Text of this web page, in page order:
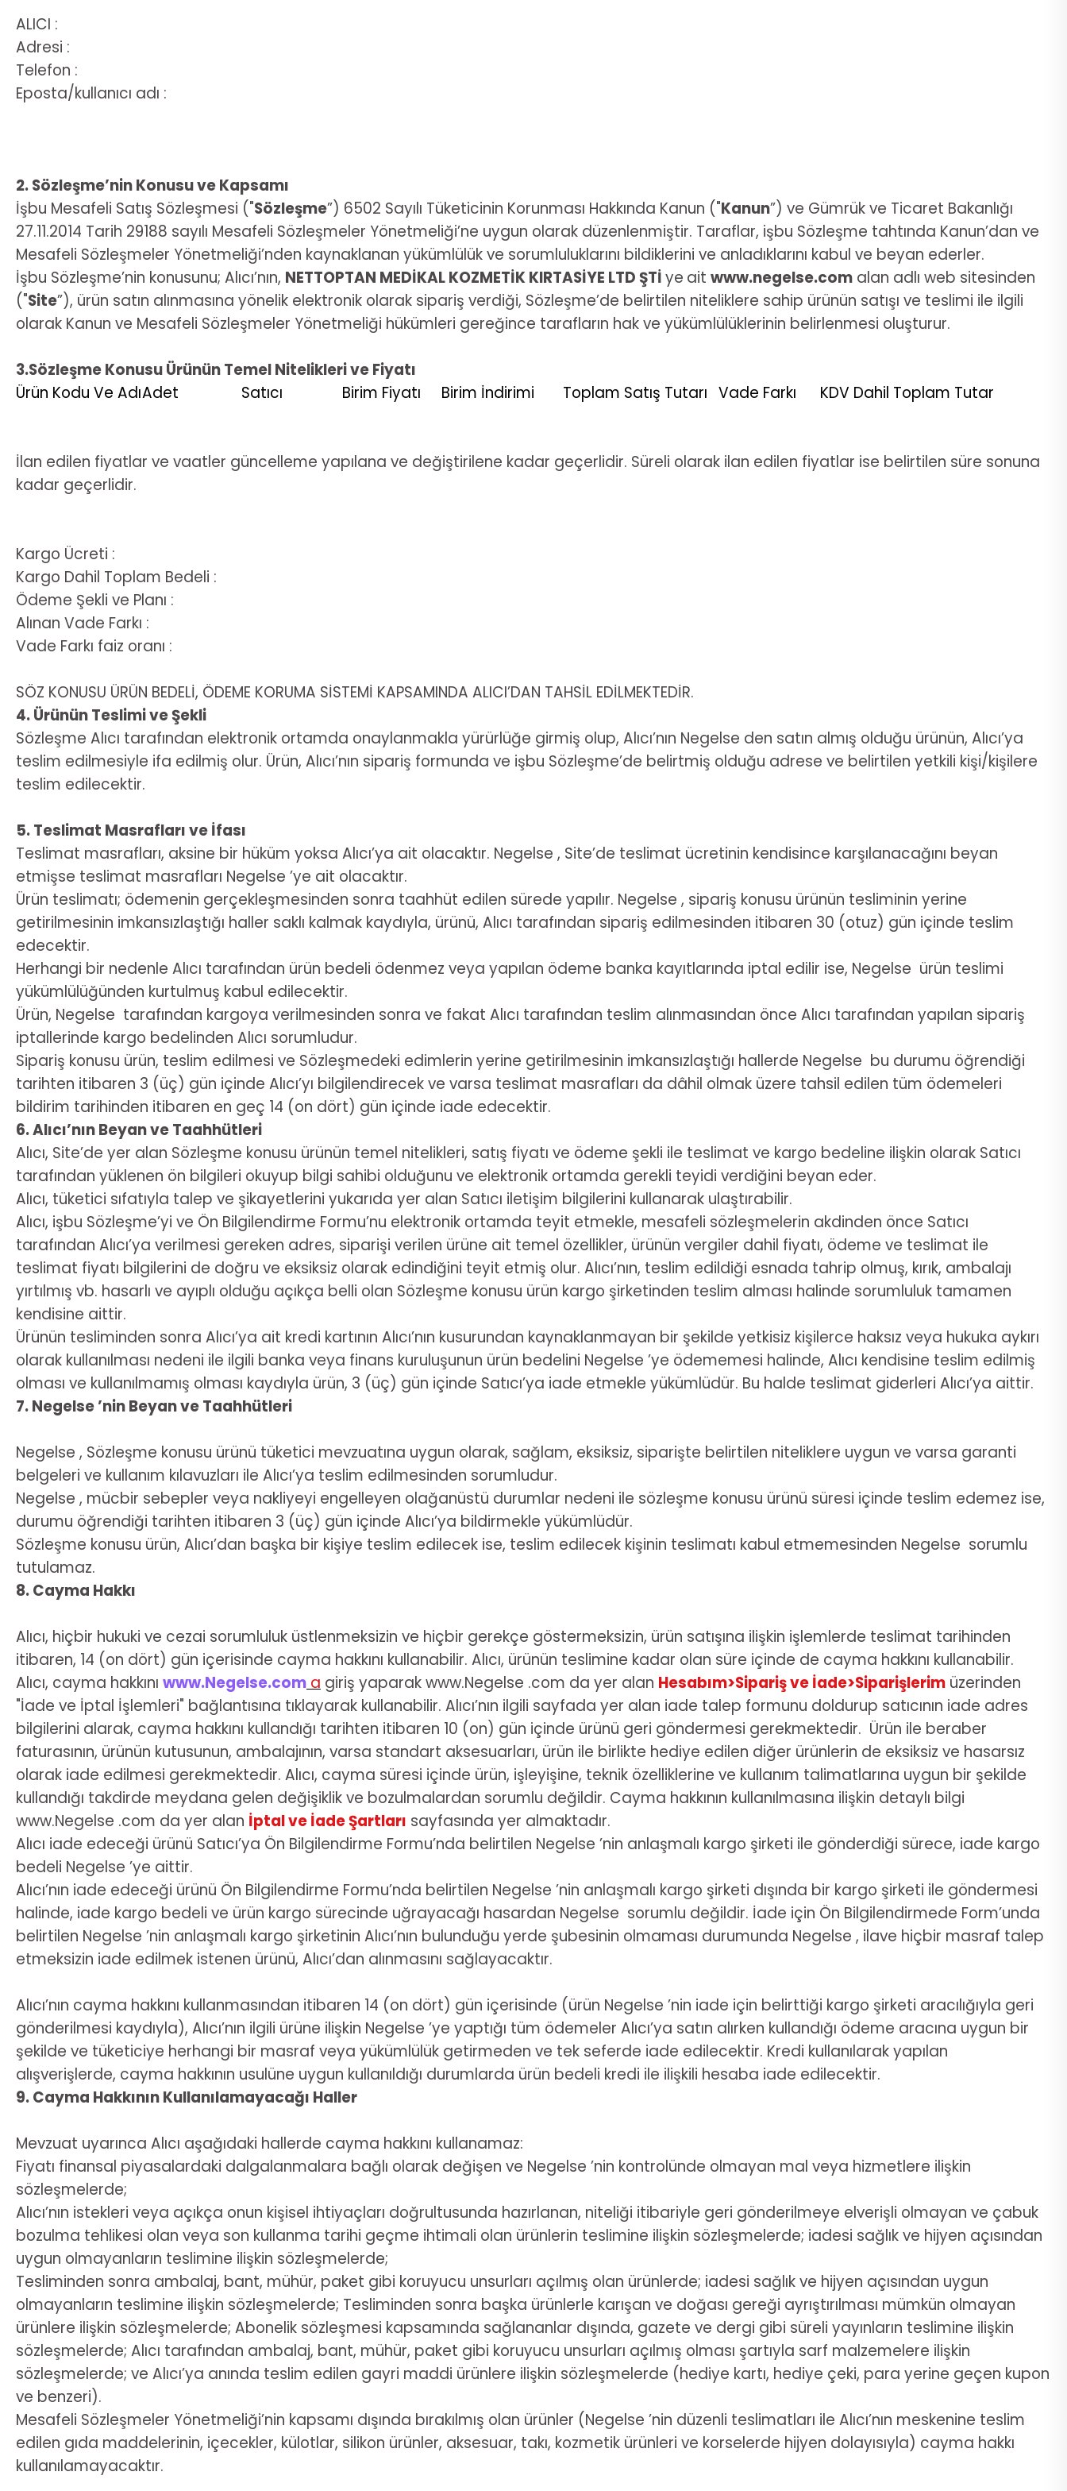
ALICI :
Adresi :
Telefon :
Eposta/kullanıcı adı :
2. Sözleşme’nin Konusu ve Kapsamı
İşbu Mesafeli Satış Sözleşmesi ("Sözleşme”) 6502 Sayılı Tüketicinin Korunması Hakkında Kanun ("Kanun”) ve Gümrük ve Ticaret Bakanlığı
27.11.2014 Tarih 29188 sayılı Mesafeli Sözleşmeler Yönetmeliği’ne uygun olarak düzenlenmiştir. Taraflar, işbu Sözleşme tahtında Kanun’dan ve
Mesafeli Sözleşmeler Yönetmeliği’nden kaynaklanan yükümlülük ve sorumluluklarını bildiklerini ve anladıklarını kabul ve beyan ederler.
İşbu Sözleşme’nin konusunu; Alıcı’nın, NETTOPTAN MEDİKAL KOZMETİK KIRTASİYE LTD ŞTİye ait www.negelse.com alan adlı web sitesinden
("Site”), ürün satın alınmasına yönelik elektronik olarak sipariş verdiği, Sözleşme’de belirtilen niteliklere sahip ürünün satışı ve teslimi ile ilgili
olarak Kanun ve Mesafeli Sözleşmeler Yönetmeliği hükümleri gereğince tarafların hak ve yükümlülüklerinin belirlenmesi oluşturur.
3.Sözleşme Konusu Ürünün Temel Nitelikleri ve Fiyatı
Ürün Kodu Ve AdıAdet Satıcı Birim Fiyatı Birim İndirimi Toplam Satış Tutarı Vade Farkı KDV Dahil Toplam Tutar
İlan edilen fiyatlar ve vaatler güncelleme yapılana ve değiştirilene kadar geçerlidir. Süreli olarak ilan edilen fiyatlar ise belirtilen süre sonuna
kadar geçerlidir.
Kargo Ücreti :
Kargo Dahil Toplam Bedeli :
Ödeme Şekli ve Planı :
Alınan Vade Farkı :
Vade Farkı faiz oranı :
SÖZ KONUSU ÜRÜN BEDELİ, ÖDEME KORUMA SİSTEMİ KAPSAMINDA ALICI’DAN TAHSİL EDİLMEKTEDİR.
4. Ürünün Teslimi ve Şekli
Sözleşme Alıcı tarafından elektronik ortamda onaylanmakla yürürlüğe girmiş olup, Alıcı’nın Negelse den satın almış olduğu ürünün, Alıcı’ya
teslim edilmesiyle ifa edilmiş olur. Ürün, Alıcı’nın sipariş formunda ve işbu Sözleşme’de belirtmiş olduğu adrese ve belirtilen yetkili kişi/kişilere
teslim edilecektir.
5. Teslimat Masrafları ve İfası
Teslimat masrafları, aksine bir hüküm yoksa Alıcı’ya ait olacaktır. Negelse , Site’de teslimat ücretinin kendisince karşılanacağını beyan
etmişse teslimat masrafları Negelse ’ye ait olacaktır.
Ürün teslimatı; ödemenin gerçekleşmesinden sonra taahhüt edilen sürede yapılır. Negelse , sipariş konusu ürünün tesliminin yerine
getirilmesinin imkansızlaştığı haller saklı kalmak kaydıyla, ürünü, Alıcı tarafından sipariş edilmesinden itibaren 30 (otuz) gün içinde teslim
edecektir.
Herhangi bir nedenle Alıcı tarafından ürün bedeli ödenmez veya yapılan ödeme banka kayıtlarında iptal edilir ise, Negelse ürün teslimi
yükümlülüğünden kurtulmuş kabul edilecektir.
Ürün, Negelse tarafından kargoya verilmesinden sonra ve fakat Alıcı tarafından teslim alınmasından önce Alıcı tarafından yapılan sipariş
iptallerinde kargo bedelinden Alıcı sorumludur.
Sipariş konusu ürün, teslim edilmesi ve Sözleşmedeki edimlerin yerine getirilmesinin imkansızlaştığı hallerde Negelse bu durumu öğrendiği
tarihten itibaren 3 (üç) gün içinde Alıcı’yı bilgilendirecek ve varsa teslimat masrafları da dâhil olmak üzere tahsil edilen tüm ödemeleri
bildirim tarihinden itibaren en geç 14 (on dört) gün içinde iade edecektir.
6. Alıcı’nın Beyan ve Taahhütleri
Alıcı, Site’de yer alan Sözleşme konusu ürünün temel nitelikleri, satış fiyatı ve ödeme şekli ile teslimat ve kargo bedeline ilişkin olarak Satıcı
tarafından yüklenen ön bilgileri okuyup bilgi sahibi olduğunu ve elektronik ortamda gerekli teyidi verdiğini beyan eder.
Alıcı, tüketici sıfatıyla talep ve şikayetlerini yukarıda yer alan Satıcı iletişim bilgilerini kullanarak ulaştırabilir.
Alıcı, işbu Sözleşme’yi ve Ön Bilgilendirme Formu’nu elektronik ortamda teyit etmekle, mesafeli sözleşmelerin akdinden önce Satıcı
tarafından Alıcı’ya verilmesi gereken adres, siparişi verilen ürüne ait temel özellikler, ürünün vergiler dahil fiyatı, ödeme ve teslimat ile
teslimat fiyatı bilgilerini de doğru ve eksiksiz olarak edindiğini teyit etmiş olur. Alıcı’nın, teslim edildiği esnada tahrip olmuş, kırık, ambalajı
yırtılmış vb. hasarlı ve ayıplı olduğu açıkça belli olan Sözleşme konusu ürün kargo şirketinden teslim alması halinde sorumluluk tamamen
kendisine aittir.
Ürünün tesliminden sonra Alıcı’ya ait kredi kartının Alıcı’nın kusurundan kaynaklanmayan bir şekilde yetkisiz kişilerce haksız veya hukuka aykırı
olarak kullanılması nedeni ile ilgili banka veya finans kuruluşunun ürün bedelini Negelse ’ye ödememesi halinde, Alıcı kendisine teslim edilmiş
olması ve kullanılmamış olması kaydıyla ürün, 3 (üç) gün içinde Satıcı’ya iade etmekle yükümlüdür. Bu halde teslimat giderleri Alıcı’ya aittir.
7. Negelse ’nin Beyan ve Taahhütleri
Negelse , Sözleşme konusu ürünü tüketici mevzuatına uygun olarak, sağlam, eksiksiz, siparişte belirtilen niteliklere uygun ve varsa garanti
belgeleri ve kullanım kılavuzları ile Alıcı’ya teslim edilmesinden sorumludur.
Negelse , mücbir sebepler veya nakliyeyi engelleyen olağanüstü durumlar nedeni ile sözleşme konusu ürünü süresi içinde teslim edemez ise,
durumu öğrendiği tarihten itibaren 3 (üç) gün içinde Alıcı’ya bildirmekle yükümlüdür.
Sözleşme konusu ürün, Alıcı’dan başka bir kişiye teslim edilecek ise, teslim edilecek kişinin teslimatı kabul etmemesinden Negelse sorumlu
tutulamaz.
8. Cayma Hakkı
Alıcı, hiçbir hukuki ve cezai sorumluluk üstlenmeksizin ve hiçbir gerekçe göstermeksizin, ürün satışına ilişkin işlemlerde teslimat tarihinden
itibaren, 14 (on dört) gün içerisinde cayma hakkını kullanabilir. Alıcı, ürünün teslimine kadar olan süre içinde de cayma hakkını kullanabilir.
Alıcı, cayma hakkını www.Negelse.com a giriş yaparak www.Negelse .com da yer alan Hesabım>Sipariş ve İade>Siparişlerim üzerinden
"İade ve İptal İşlemleri" bağlantısına tıklayarak kullanabilir. Alıcı’nın ilgili sayfada yer alan iade talep formunu doldurup satıcının iade adres
bilgilerini alarak, cayma hakkını kullandığı tarihten itibaren 10 (on) gün içinde ürünü geri göndermesi gerekmektedir. Ürün ile beraber
faturasının, ürünün kutusunun, ambalajının, varsa standart aksesuarları, ürün ile birlikte hediye edilen diğer ürünlerin de eksiksiz ve hasarsız
olarak iade edilmesi gerekmektedir. Alıcı, cayma süresi içinde ürün, işleyişine, teknik özelliklerine ve kullanım talimatlarına uygun bir şekilde
kullandığı takdirde meydana gelen değişiklik ve bozulmalardan sorumlu değildir. Cayma hakkının kullanılmasına ilişkin detaylı bilgi
www.Negelse .com da yer alan İptal ve İade Şartları sayfasında yer almaktadır.
Alıcı iade edeceği ürünü Satıcı’ya Ön Bilgilendirme Formu’nda belirtilen Negelse ’nin anlaşmalı kargo şirketi ile gönderdiği sürece, iade kargo
bedeli Negelse ’ye aittir.
Alıcı’nın iade edeceği ürünü Ön Bilgilendirme Formu’nda belirtilen Negelse ’nin anlaşmalı kargo şirketi dışında bir kargo şirketi ile göndermesi
halinde, iade kargo bedeli ve ürün kargo sürecinde uğrayacağı hasardan Negelse sorumlu değildir. İade için Ön Bilgilendirmede Form’unda
belirtilen Negelse ’nin anlaşmalı kargo şirketinin Alıcı’nın bulunduğu yerde şubesinin olmaması durumunda Negelse , ilave hiçbir masraf talep
etmeksizin iade edilmek istenen ürünü, Alıcı’dan alınmasını sağlayacaktır.
Alıcı’nın cayma hakkını kullanmasından itibaren 14 (on dört) gün içerisinde (ürün Negelse ’nin iade için belirttiği kargo şirketi aracılığıyla geri
gönderilmesi kaydıyla), Alıcı’nın ilgili ürüne ilişkin Negelse ’ye yaptığı tüm ödemeler Alıcı’ya satın alırken kullandığı ödeme aracına uygun bir
şekilde ve tüketiciye herhangi bir masraf veya yükümlülük getirmeden ve tek seferde iade edilecektir. Kredi kullanılarak yapılan
alışverişlerde, cayma hakkının usulüne uygun kullanıldığı durumlarda ürün bedeli kredi ile ilişkili hesaba iade edilecektir.
9. Cayma Hakkının Kullanılamayacağı Haller
Mevzuat uyarınca Alıcı aşağıdaki hallerde cayma hakkını kullanamaz:
Fiyatı finansal piyasalardaki dalgalanmalara bağlı olarak değişen ve Negelse ’nin kontrolünde olmayan mal veya hizmetlere ilişkin
sözleşmelerde;
Alıcı’nın istekleri veya açıkça onun kişisel ihtiyaçları doğrultusunda hazırlanan, niteliği itibariyle geri gönderilmeye elverişli olmayan ve çabuk
bozulma tehlikesi olan veya son kullanma tarihi geçme ihtimali olan ürünlerin teslimine ilişkin sözleşmelerde; iadesi sağlık ve hijyen açısından
uygun olmayanların teslimine ilişkin sözleşmelerde;
Tesliminden sonra ambalaj, bant, mühür, paket gibi koruyucu unsurları açılmış olan ürünlerde; iadesi sağlık ve hijyen açısından uygun
olmayanların teslimine ilişkin sözleşmelerde; Tesliminden sonra başka ürünlerle karışan ve doğası gereği ayrıştırılması mümkün olmayan
ürünlere ilişkin sözleşmelerde; Abonelik sözleşmesi kapsamında sağlananlar dışında, gazete ve dergi gibi süreli yayınların teslimine ilişkin
sözleşmelerde; Alıcı tarafından ambalaj, bant, mühür, paket gibi koruyucu unsurları açılmış olması şartıyla sarf malzemelere ilişkin
sözleşmelerde; ve Alıcı’ya anında teslim edilen gayri maddi ürünlere ilişkin sözleşmelerde (hediye kartı, hediye çeki, para yerine geçen kupon
ve benzeri).
Mesafeli Sözleşmeler Yönetmeliği’nin kapsamı dışında bırakılmış olan ürünler (Negelse ’nin düzenli teslimatları ile Alıcı’nın meskenine teslim
edilen gıda maddelerinin, içecekler, külotlar, silikon ürünler, aksesuar, takı, kozmetik ürünleri ve korselerde hijyen dolayısıyla) cayma hakkı
kullanılamayacaktır.